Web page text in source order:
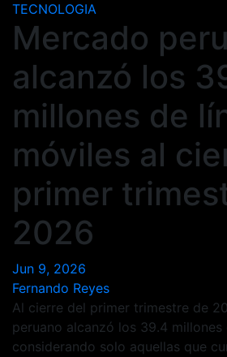
TECNOLOGIA
Mercado
alcanzó los
millones de
móviles al
primer
2026
Jun 9, 2026
Fernando Reyes
Al cierre del primer trimestre de
peruano alcanzó los 39.4 millones
considerando solo aquellas que